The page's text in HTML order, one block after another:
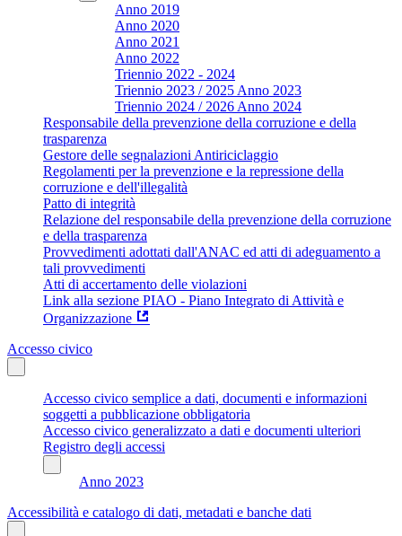
Anno 2019
Anno 2020
Anno 2021
Anno 2022
Triennio 2022 - 2024
Triennio 2023 / 2025 Anno 2023
Triennio 2024 / 2026 Anno 2024
Responsabile della prevenzione della corruzione e della
trasparenza
Gestore delle segnalazioni Antiriciclaggio
Regolamenti per la prevenzione e la repressione della
corruzione e dell'illegalità
Patto di integrità
Relazione del responsabile della prevenzione della corruzione
e della trasparenza
Provvedimenti adottati dall'ANAC ed atti di adeguamento a
tali provvedimenti
Atti di accertamento delle violazioni
Link alla sezione PIAO - Piano Integrato di Attività e
Organizzazione
Accesso civico
Accesso civico semplice a dati, documenti e informazioni
soggetti a pubblicazione obbligatoria
Accesso civico generalizzato a dati e documenti ulteriori
Registro degli accessi
Anno 2023
Accessibilità e catalogo di dati, metadati e banche dati